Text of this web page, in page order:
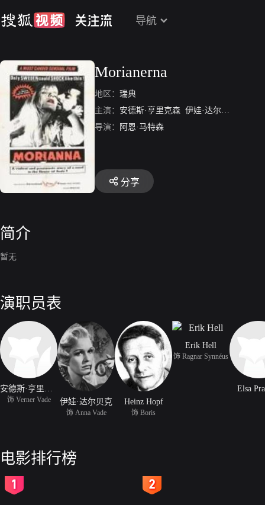
导航
Morianerna
地区： 瑞典
主演： 安德斯·亨里克森 伊娃·达尔贝克
导演：
阿恩·马特森
分享
简介
暂无
演职员表
安德斯·亨里克森
饰 Verner Vade 伊娃·达尔贝克
饰 Anna Vade
Heinz Hopf
饰 Boris
Erik Hell
饰 Ragnar Synnéus
Elsa
电影排行榜